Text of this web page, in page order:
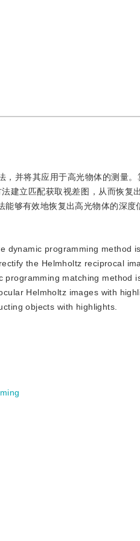
并将其应用于高光物体的测量
建立匹配获取视差图，从而恢复
够有效地恢复出高光物体的深度
dynamic programming method
the Helmholtz reciprocal
matching method
Helmholtz images with
objects with highlights.